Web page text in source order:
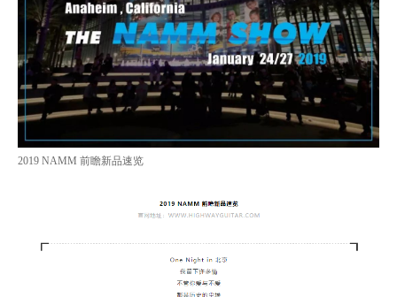
2019 NAMM 前瞻新品速览